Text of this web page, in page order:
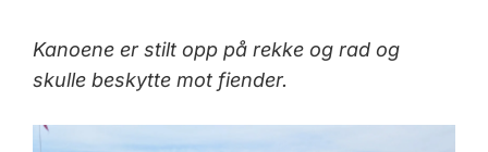
Kanoene er stilt opp på rekke og rad og
skulle beskytte mot fiender.